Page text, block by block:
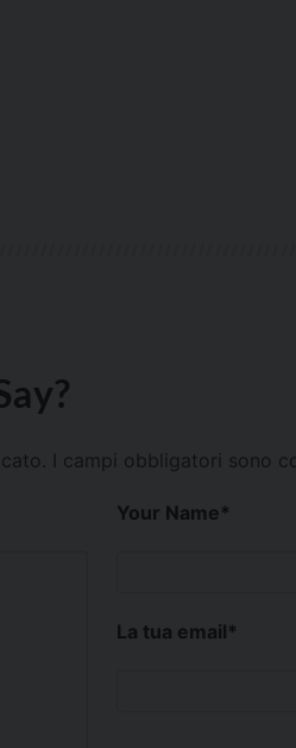
I campi obbligatori sono
Your Name*
La tua email*